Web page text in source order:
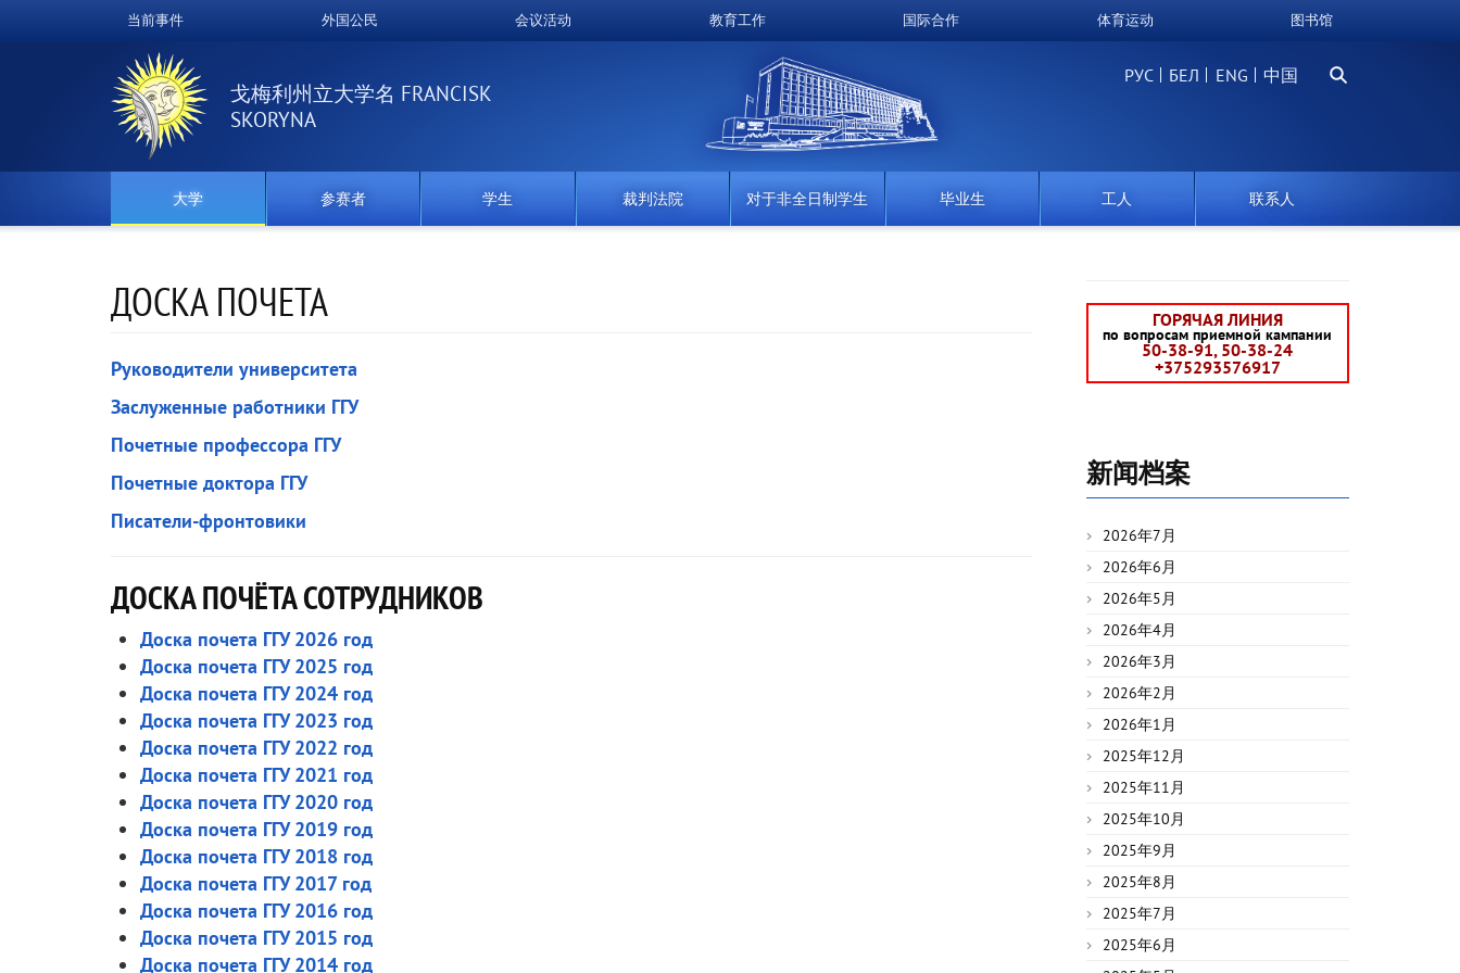
Верхнее
меню
当前事件 外国公民 会议活动 教育工作 国际合作 体育运动 图书馆
戈梅利州立大学名 FRANCISK
SKORYNA
РУС БЕЛ 中国
搜
大学 参赛者 学生 裁判法院 对于非全日制学生 毕业生 工人 联系人
ДОСКА ПОЧЕТА
Руководители университета
Заслуженные работники ГГУ
Почетные профессора ГГУ
Почетные доктора ГГУ
Писатели-фронтовики
ДОСКА ПОЧЁТА СОТРУДНИКОВ
Доска почета ГГУ 2026 год
Доска почета ГГУ 2025 год
Доска почета ГГУ 2024 год
Доска почета ГГУ 2023 год
Доска почета ГГУ 2022 год
Доска почета ГГУ 2021 год
Доска почета ГГУ 2020 год
Доска почета ГГУ 2019 год
Доска почета ГГУ 2018 год
Доска почета ГГУ 2017 год
Доска почета ГГУ 2016 год
Доска почета ГГУ 2015 год
Доска почета ГГУ 2014 год
ГОРЯЧАЯ ЛИНИЯ
по вопросам приемной кампании
50-38-91, 50-38-24
+375293576917
新闻档案
2026年7月
2026年6月
2026年5月
2026年4月
2026年3月
2026年2月
2026年1月
2025年12月
2025年11月
2025年10月
2025年9月
2025年8月
2025年7月
2025年6月